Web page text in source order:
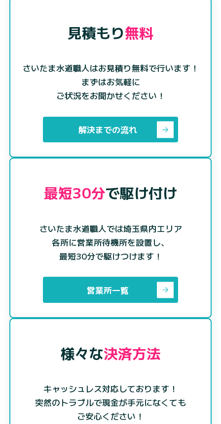
見積もり無料
さいたま水道職人はお見積り無料で行います！
まずはお気軽に
ご状況をお聞かせください！
解決までの流れ
最短30分で駆け付け
さいたま水道職人では埼玉県内エリア
各所に営業所待機所を設置し、
最短30分で駆けつけます！
営業所一覧
様々な決済方法
キャッシュレス対応しております！
突然のトラブルで現金が手元になくても
ご安心ください！